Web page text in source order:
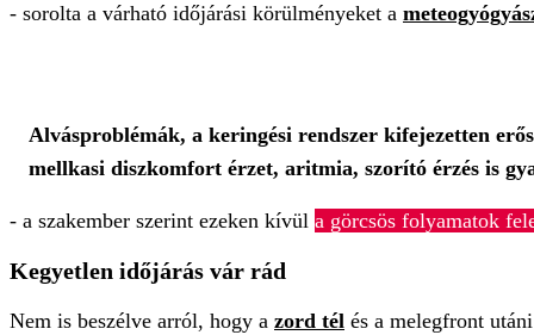
- sorolta a várható időjárási körülményeket a
Alvásproblémák, a keringési rendszer kifejezetten
mellkasi diszkomfort érzet, aritmia, szorító érzés is
- a szakember szerint ezeken kívül a görcsös folyamatok
Kegyetlen időjárás vár rád
Nem is beszélve arról, hogy a zord tél és a melegfront